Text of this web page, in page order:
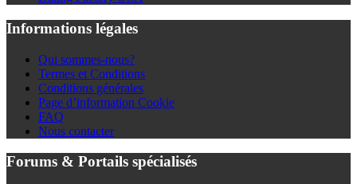
Informations légales
Qui sommes-nous?
Termes et Conditions
Conditions générales
Page d’information Cookie
FAQ
Nous contacter
Forums & Portails spécialisés